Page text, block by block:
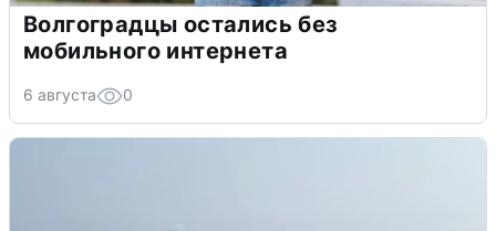
Волгоградцы остались без
мобильного интернета
6 августа 0